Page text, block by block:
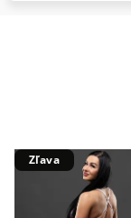
Zľava